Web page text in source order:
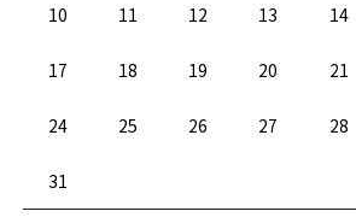
10 11 12 13 14
17 18 19 20 21
24 25 26 27 28
31